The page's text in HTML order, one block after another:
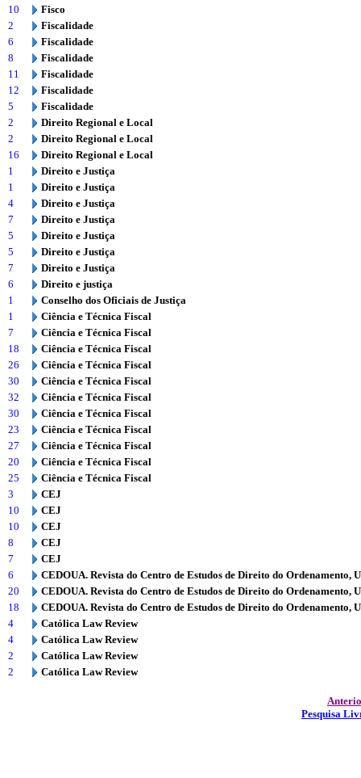
10
Fisco
2
Fiscalidade
6
Fiscalidade
8
Fiscalidade
11
Fiscalidade
12
Fiscalidade
5
Fiscalidade
2
Direito Regional e Local
2
Direito Regional e Local
16
Direito Regional e Local
1
Direito e Justiça
1
Direito e Justiça
4
Direito e Justiça
7
Direito e Justiça
5
Direito e Justiça
5
Direito e Justiça
7
Direito e Justiça
6
Direito e justiça
1
Conselho dos Oficiais de Justiça
1
Ciência e Técnica Fiscal
7
Ciência e Técnica Fiscal
18
Ciência e Técnica Fiscal
26
Ciência e Técnica Fiscal
30
Ciência e Técnica Fiscal
32
Ciência e Técnica Fiscal
30
Ciência e Técnica Fiscal
23
Ciência e Técnica Fiscal
27
Ciência e Técnica Fiscal
20
Ciência e Técnica Fiscal
25
Ciência e Técnica Fiscal
3
CEJ
10
CEJ
10
CEJ
8
CEJ
7
CEJ
6
CEDOUA. Revista do Centro de Estudos de Direito do Ordenamento,
20
CEDOUA. Revista do Centro de Estudos de Direito do Ordenamento,
18
CEDOUA. Revista do Centro de Estudos de Direito do Ordenamento,
4
Católica Law Review
4
Católica Law Review
2
Católica Law Review
2
Católica Law Review
Pesquisa